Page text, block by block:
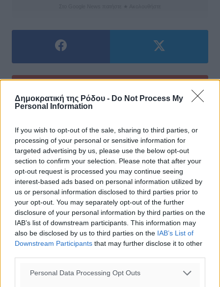
Δημοκρατική της Ρόδου - Do Not Process My
Personal Information
If you wish to opt-out of the sale, sharing to third parties, or
processing of your personal or sensitive information for
targeted advertising by us, please use the below opt-out
section to confirm your selection. Please note that after your
opt-out request is processed you may continue seeing
interest-based ads based on personal information utilized by
us or personal information disclosed to third parties prior to
your opt-out. You may separately opt-out of the further
disclosure of your personal information by third parties on the
IAB’s list of downstream participants. This information may
also be disclosed by us to third parties on the IAB’s List of
Downstream Participants that may further disclose it to other
Personal Data Processing Opt Outs
0
ΣΧΕΤΙΚΆ
DW: Ελλάδα - «Μπίζνες πολλών δις με “Χρυσές Βίζες“»
Κεραμέως: Περισσότερες δουλειές, καλύτεροι μισθοί,